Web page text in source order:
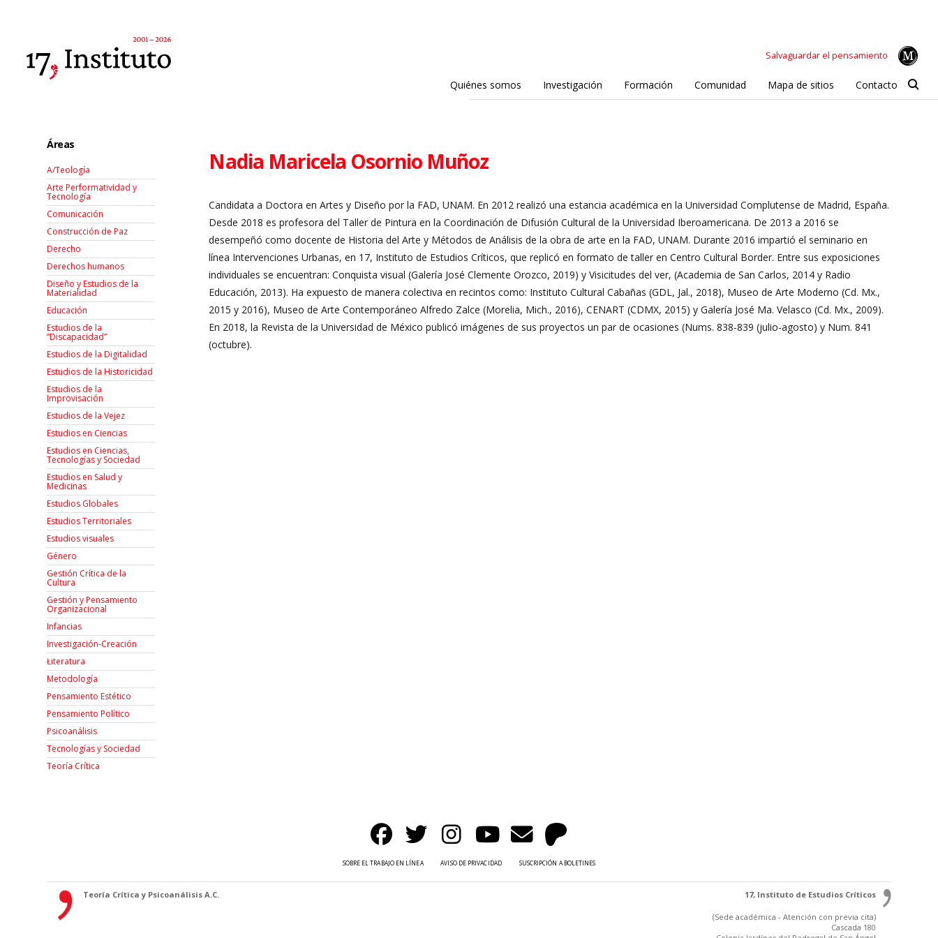
Salvaguardar el pensamiento
Quiénes somos Investigación Formación Comunidad Mapa de sitios Contacto
Nadia Maricela Osornio Muñoz
Candidata a Doctora en Artes y Diseño por la FAD, UNAM. En 2012 realizó una estancia académica en la Universidad Complutense de Madrid, España.
Desde 2018 es profesora del Taller de Pintura en la Coordinación de Difusión Cultural de la Universidad Iberoamericana. De 2013 a 2016 se
desempeñó como docente de Historia del Arte y Métodos de Análisis de la obra de arte en la FAD, UNAM. Durante 2016 impartió el seminario en
línea Intervenciones Urbanas, en 17, Instituto de Estudios Críticos, que replicó en formato de taller en Centro Cultural Border. Entre sus exposiciones
individuales se encuentran: Conquista visual (Galería José Clemente Orozco, 2019) y Visicitudes del ver, (Academia de San Carlos, 2014 y Radio
Educación, 2013). Ha expuesto de manera colectiva en recintos como: Instituto Cultural Cabañas (GDL, Jal., 2018), Museo de Arte Moderno (Cd. Mx.,
2015 y 2016), Museo de Arte Contemporáneo Alfredo Zalce (Morelia, Mich., 2016), CENART (CDMX, 2015) y Galería José Ma. Velasco (Cd. Mx., 2009).
En 2018, la Revista de la Universidad de México publicó imágenes de sus proyectos un par de ocasiones (Nums. 838-839 (julio-agosto) y Num. 841
(octubre).
Áreas
A/Teología
Arte Performatividad y
Tecnología
Comunicación
Construcción de Paz
Derecho
Derechos humanos
Diseño y Estudios de la
Materialidad
Educación
Estudios de la
“Discapacidad”
Estudios de la Digitalidad
Estudios de la Historicidad
Estudios de la
Improvisación
Estudios de la Vejez
Estudios en Ciencias
Estudios en Ciencias,
Tecnologías y Sociedad
Estudios en Salud y
Medicinas
Estudios Globales
Estudios Territoriales
Estudios visuales
Género
Gestión Crítica de la
Cultura
Gestión y Pensamiento
Organizacional
Infancias
Investigación-Creación
Łiteratura
Metodología
Pensamiento Estético
Pensamiento Político
Psicoanálisis
Tecnologías y Sociedad
Teoría Crítica
SOBRE EL TRABAJO EN LÍNEA AVISO DE PRIVACIDAD SUSCRIPCIÓN A BOLETINES
Teoría Crítica y Psicoanálisis A.C. 17, Instituto de Estudios Críticos
(Sede académica - Atención con previa cita)
Cascada 180